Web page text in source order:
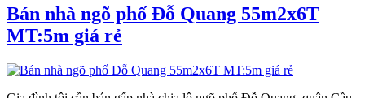
Bán nhà ngõ phố Đỗ Quang 55m2x6T
MT:5m giá rẻ